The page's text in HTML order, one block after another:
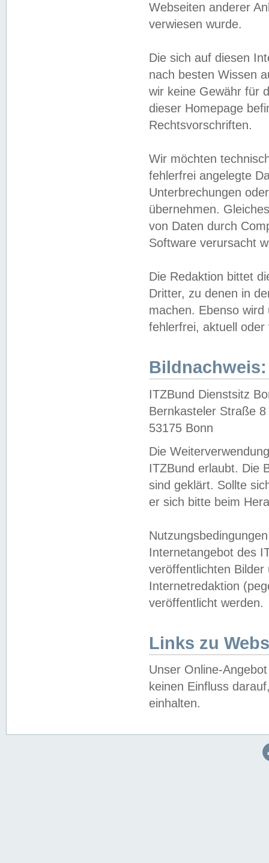
Webseiten anderer
verwiesen wurde.
Die sich auf diesen
nach besten Wissen
wir keine Gewähr für
dieser Homepage
Rechtsvorschriften.
Wir möchten
fehlerfrei angelegte
Unterbrechungen
übernehmen.
von Daten durch
Software verursacht
Die Redaktion bittet
Dritter, zu denen in
machen. Ebenso
fehlerfrei, aktuell oder
Bildnachweis:
ITZBund Dienstsitz
Bernkasteler Straße 8
53175 Bonn
Die
ITZBund erlaubt. Die
sind geklärt. Sollte
er sich bitte beim
Internetangebot des
veröffentlichten
Internetredaktion
veröffentlicht werden.
Links zu
Unser Online-
keinen Einfluss
einhalten.